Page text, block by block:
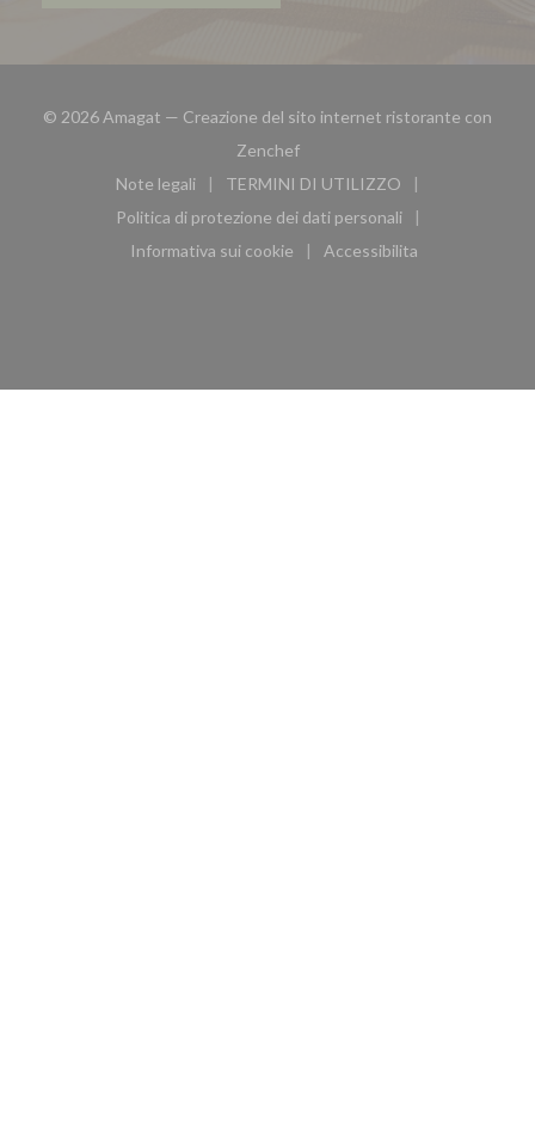
© 2026 Amagat — Creazione del sito internet ristorante con
Zenchef((apre una nuova finestra))
Note legali
((apre una nuova finestra))
TERMINI DI UTILIZZO
((apre una nuova finestra))
Politica di protezione dei dati personali
((apre una nuova finestra))
Informativa sui cookie
((apre una nuova finestra))
Accessibilita